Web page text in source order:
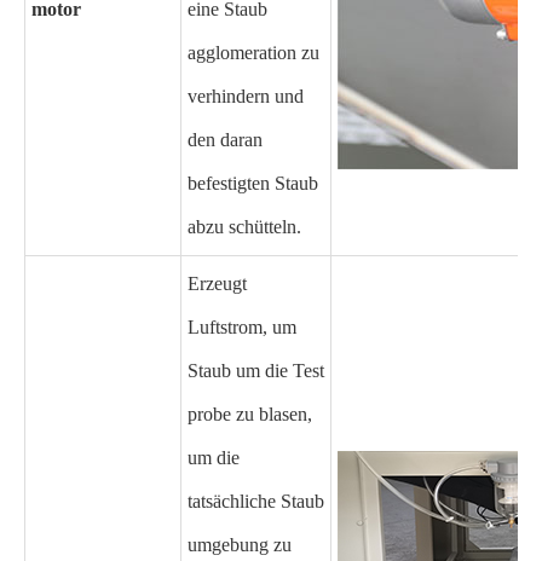
motor eine Staub
agglomeration zu
verhindern und
den daran
befestigten Staub
abzu schütteln.
Erzeugt
Luftstrom, um
Staub um die Test
probe zu blasen,
um die
tatsächliche Staub
umgebung zu